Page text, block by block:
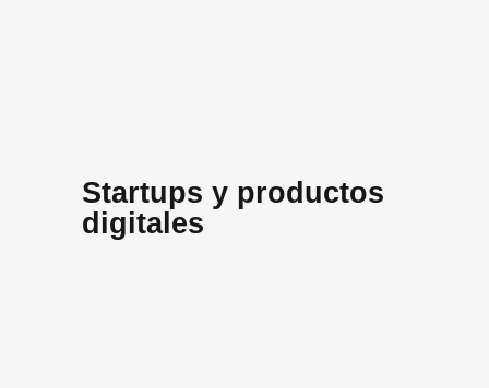
Startups y productos
digitales